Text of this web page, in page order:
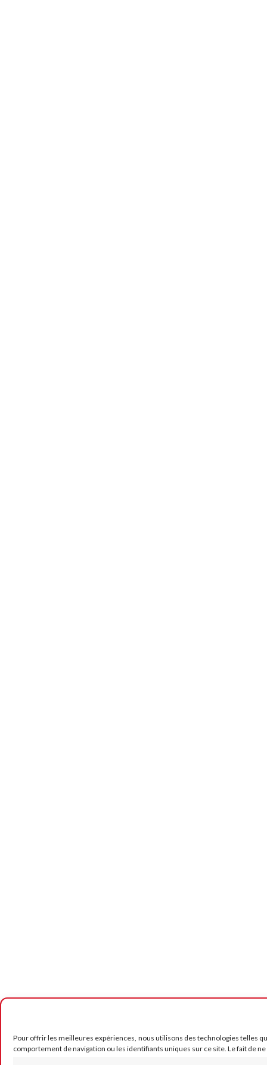
Pour offrir les meilleures expériences, nous utilisons des technologies telles
comportement de navigation ou les identifiants uniques sur ce site. Le fait de